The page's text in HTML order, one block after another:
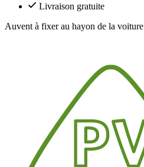
Livraison gratuite
Auvent à fixer au hayon de la voiture